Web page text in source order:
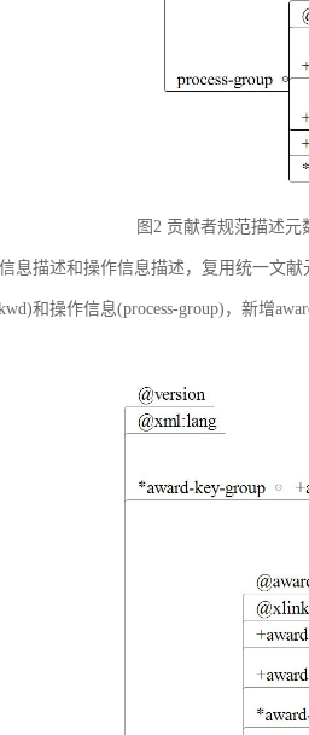
图2 贡献者规范描述元
息描述和操作信息描述，复用统一文
和操作信息(process-group)，新增